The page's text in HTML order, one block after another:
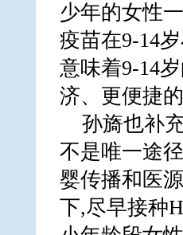
少年的女性
疫苗在9-14
意味着9-14
济、更便捷
孙旖也补
不是唯一途
婴传播和医
下,尽早接种